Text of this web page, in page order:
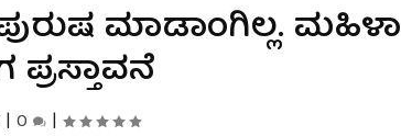
ಮಾಡಾಂಗಿಲ್ಲ. ಮಹಿಳಾ
| 0 |